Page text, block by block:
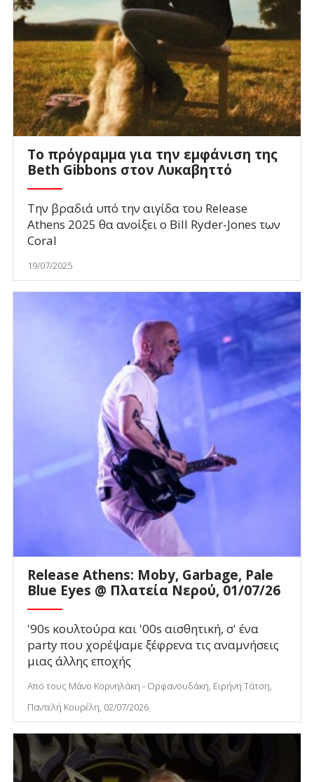
Το πρόγραμμα για την εμφάνιση της
Beth Gibbons στον Λυκαβηττό
Την βραδιά υπό την αιγίδα του Release
Athens 2025 θα ανοίξει ο Bill Ryder-Jones των
Coral
19/07/2025
Release Athens: Moby, Garbage, Pale
Blue Eyes @ Πλατεία Νερού, 01/07/26
'90s κουλτούρα και '00s αισθητική, σ' ένα
party που χορέψαμε ξέφρενα τις αναμνήσεις
μιας άλλης εποχής
Από τους Μάνο Κορνηλάκη - Ορφανουδάκη, Ειρήνη Τάτση,
Παντελή Κουρέλη, 02/07/2026